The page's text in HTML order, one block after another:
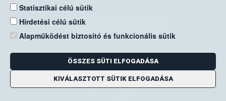
Statisztikai célú sütik
Hirdetési célú sütik
Alapműködést biztosító és funkcionális sütik
ÖSSZES SÜTI ELFOGADÁSA
KIVÁLASZTOTT SÜTIK ELFOGADÁSA
Nemzeti Élelmiszerlánc-biztonsági Hivatal
Levelezési cím: 1525 Budapest. Pf. 30.
E-mail:ugyfelszolgalat@nebih.gov.hu
Zöld szám: 06-80/263-244
Telefon: 06-1/ 336-9000